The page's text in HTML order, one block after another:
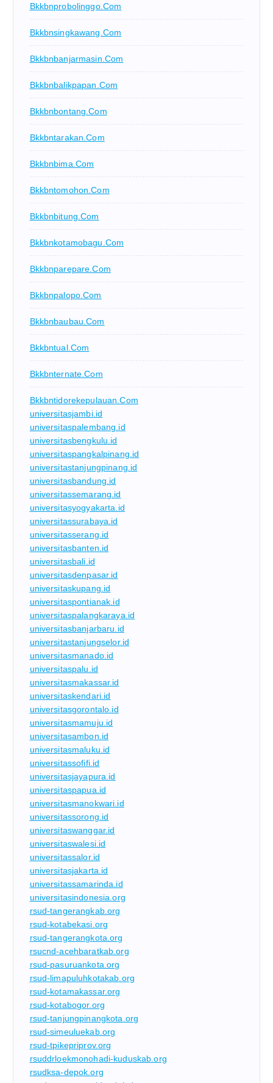
Bkkbnprobolinggo.com
Bkkbnsingkawang.com
Bkkbnbanjarmasin.com
Bkkbnbalikpapan.com
Bkkbnbontang.com
Bkkbntarakan.com
Bkkbnbima.com
Bkkbntomohon.com
Bkkbnbitung.com
Bkkbnkotamobagu.com
Bkkbnparepare.com
Bkkbnpalopo.com
Bkkbnbaubau.com
Bkkbntual.com
Bkkbnternate.com
Bkkbntidorekepulauan.com
universitasjambi.id
universitaspalembang.id
universitasbengkulu.id
universitaspangkalpinang.id
universitastanjungpinang.id
universitasbandung.id
universitassemarang.id
universitasyogyakarta.id
universitassurabaya.id
universitasserang.id
universitasbanten.id
universitasbali.id
universitasdenpasar.id
universitaskupang.id
universitaspontianak.id
universitaspalangkaraya.id
universitasbanjarbaru.id
universitastanjungselor.id
universitasmanado.id
universitaspalu.id
universitasmakassar.id
universitaskendari.id
universitasgorontalo.id
universitasmamuju.id
universitasambon.id
universitasmaluku.id
universitassofifi.id
universitasjayapura.id
universitaspapua.id
universitasmanokwari.id
universitassorong.id
universitaswanggar.id
universitaswalesi.id
universitassalor.id
universitasjakarta.id
universitassamarinda.id
universitasindonesia.org
rsud-tangerangkab.org
rsud-kotabekasi.org
rsud-tangerangkota.org
rsucnd-acehbaratkab.org
rsud-pasuruankota.org
rsud-limapuluhkotakab.org
rsud-kotamakassar.org
rsud-kotabogor.org
rsud-tanjungpinangkota.org
rsud-simeuluekab.org
rsud-tpikepriprov.org
rsuddrloekmonohadi-kuduskab.org
rsudksa-depok.org